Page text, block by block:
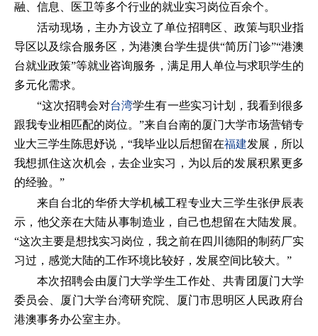
融、信息、医卫等多个行业的就业实习岗位百余个。
活动现场，主办方设立了单位招聘区、政策与职业指
导区以及综合服务区，为港澳台学生提供“简历门诊”“港澳
台就业政策”等就业咨询服务，满足用人单位与求职学生的
多元化需求。
“这次招聘会对台湾学生有一些实习计划，我看到很多
跟我专业相匹配的岗位。”来自台南的厦门大学市场营销专
业大三学生陈思妤说，“我毕业以后想留在福建发展，所以
我想抓住这次机会，去企业实习，为以后的发展积累更多
的经验。”
来自台北的华侨大学机械工程专业大三学生张伊辰表
示，他父亲在大陆从事制造业，自己也想留在大陆发展。
“这次主要是想找实习岗位，我之前在四川德阳的制药厂实
习过，感觉大陆的工作环境比较好，发展空间比较大。”
本次招聘会由厦门大学学生工作处、共青团厦门大学
委员会、厦门大学台湾研究院、厦门市思明区人民政府台
港澳事务办公室主办。